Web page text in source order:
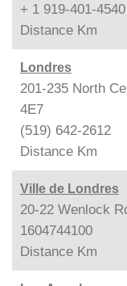
+ 1 919-401-4540
Distance Km
Londres
201-235 North
4E7
(519) 642-2612
Distance Km
Ville de Londres
20-22 Wenlock
1604744100
Distance Km